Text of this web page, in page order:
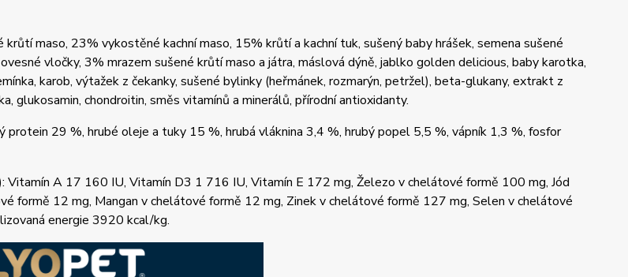
maso, 23% vykostěné kachní maso, 15% krůtí a kachní tuk, sušený baby hrášek, semena sušené
vločky, 3% mrazem sušené krůtí maso a játra, máslová dýně, jablko golden delicious, baby karotka,
karob, výtažek z čekanky, sušené bylinky (heřmánek, rozmarýn, petržel), beta-glukany, extrakt z
glukosamin, chondroitin, směs vitamínů a minerálů, přírodní antioxidanty.
protein 29 %, hrubé oleje a tuky 15 %, hrubá vláknina 3,4 %, hrubý popel 5,5 %, vápník 1,3 %, fosfor
Vitamín A 17 160 IU, Vitamín D3 1 716 IU, Vitamín E 172 mg, Železo v chelátové formě 100 mg, Jód
formě 12 mg, Mangan v chelátové formě 12 mg, Zinek v chelátové formě 127 mg, Selen v chelátové
energie 3920 kcal/kg.